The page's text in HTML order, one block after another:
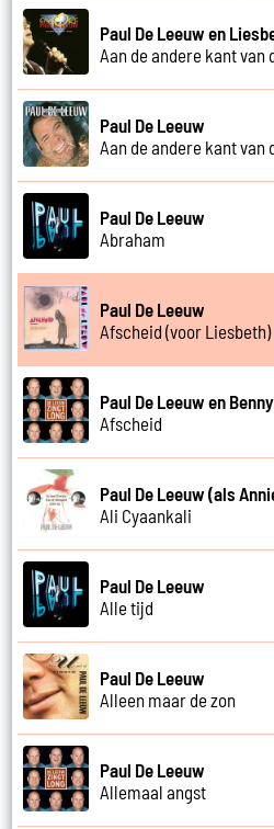
Paul De Leeuw en
Aan de andere kant van
Paul De Leeuw
Aan de andere kant van
Paul De Leeuw
Abraham
Paul De Leeuw
Afscheid (voor Liesbeth)
Paul De Leeuw en
Afscheid
Paul De Leeuw (als
Ali Cyaankali
Paul De Leeuw
Alle tijd
Paul De Leeuw
Alleen maar de zon
Paul De Leeuw
Allemaal angst